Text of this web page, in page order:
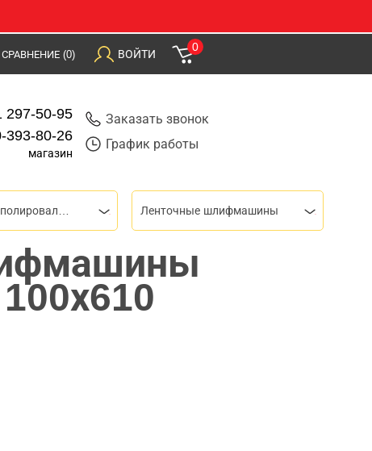
СРАВНЕНИЕ (0) ВОЙТИ
0
297-50-95
393-80-26
магазин
Заказать звонок
График работы
Ленточные шлифмашины